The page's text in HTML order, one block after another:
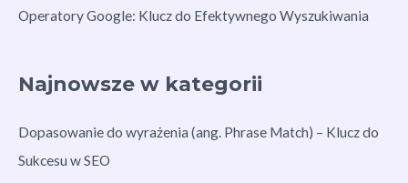
Operatory Google: Klucz do Efektywnego Wyszukiwania
Najnowsze w kategorii
Dopasowanie do wyrażenia (ang. Phrase Match) – Klucz do
Sukcesu w SEO